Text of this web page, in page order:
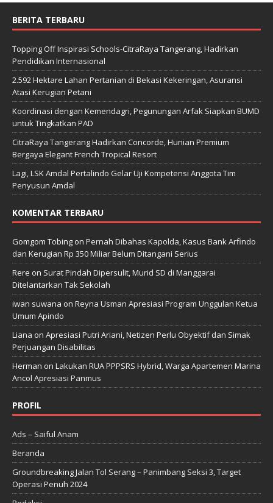
BERITA TERBARU
Topping Off Inspirasi Schools-CitraRaya Tangerang, Hadirkan
Pendidikan Internasional
2.592 Hektare Lahan Pertanian di Bekasi Kekeringan, Asuransi
Atasi Kerugian Petani
Koordinasi dengan Kemendagri, Pegunungan Arfak Siapkan BUMD
untuk Tingkatkan PAD
CitraRaya Tangerang Hadirkan Concorde, Hunian Premium
Bergaya Elegant French Tropical Resort
Lagi, LSK Amdal Pertalindo Gelar Uji Kompetensi Anggota Tim
Penyusun Amdal
KOMENTAR TERBARU
Gomgom Tobing on Pernah Dibahas Kapolda, Kasus Bank Arfindo
dan Kerugian Rp 350 Miliar Belum Ditangani Serius
Rere on Surat Pindah Dipersulit, Murid SD di Manggarai
Ditelantarkan Tak Sekolah
iwan suwana on Reyna Usman Apresiasi Program Unggulan Ketua
Umum Apindo
Liana on Apresiasi Putri Ariani, Netizen Perlu Obyektif dan Simak
Perjuangan Disabilitas
Herman on Lakukan RUA PPPSRS Hybrid, Warga Apartemen Marina
Ancol Apresiasi Panmus
PROFIL
Ads – Saiful Anam
Beranda
Groundbreaking Jalan Tol Serang – Panimbang Seksi 3, Target
Operasi Penuh 2024